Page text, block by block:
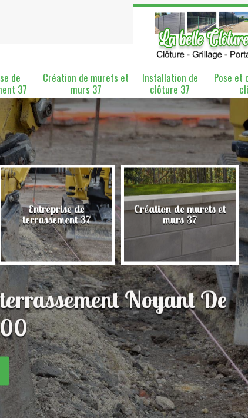
de
37
Création de murets et
murs 37
Installation de
clôture 37
Pose et
Entreprise de
terrassement 37
Création de murets et
murs 37
Noyant De